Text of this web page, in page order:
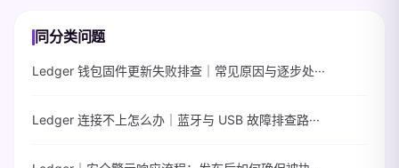
同分类问题
Ledger 钱包固件更新失败排查｜常见原因与逐步处···
Ledger 连接不上怎么办｜蓝牙与 USB 故障排查路···